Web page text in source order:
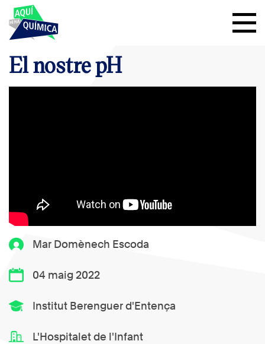
Mar Domènech Escoda
04 maig 2022
Institut Berenguer d'Entença
L'Hospitalet de l'Infant
El nostre pH